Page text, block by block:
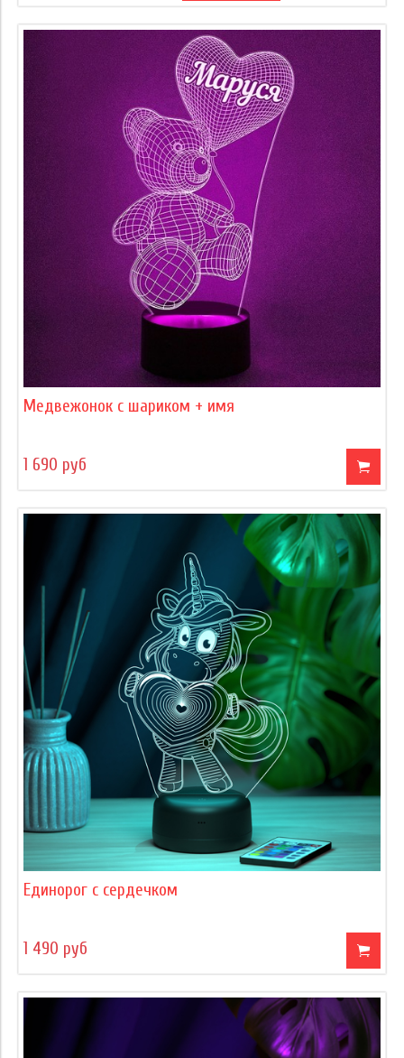
Медвежонок с шариком + имя
1 690 руб
Единорог с сердечком
1 490 руб